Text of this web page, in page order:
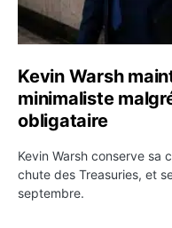
Kevin Warsh
minimaliste
obligataire
Kevin Warsh conserve sa
chute des Treasuries, et
septembre.